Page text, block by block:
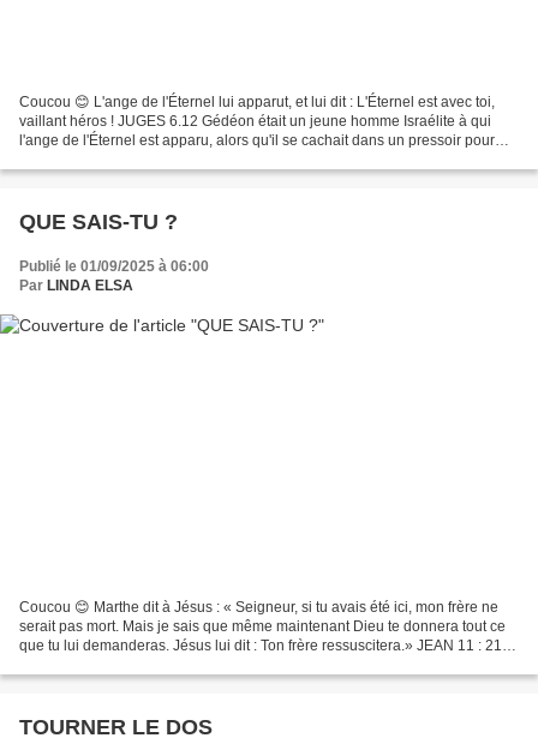
Coucou 😊 L'ange de l'Éternel lui apparut, et lui dit : L'Éternel est avec toi,
vaillant héros ! JUGES 6.12 Gédéon était un jeune homme Israélite à qui
l'ange de l'Éternel est apparu, alors qu'il se cachait dans un pressoir pour
QUE SAIS-TU ?
Publié le 01/09/2025 à 06:00
Par LINDA ELSA
Coucou 😊 Marthe dit à Jésus : « Seigneur, si tu avais été ici, mon frère ne
serait pas mort. Mais je sais que même maintenant Dieu te donnera tout ce
que tu lui demanderas. Jésus lui dit : Ton frère ressuscitera.» JEAN 11 : 21-
TOURNER LE DOS